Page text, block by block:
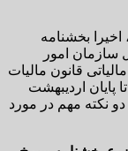
، اخیرا بخشنامه
۷/ ۱/ ۱۴۰۲ رئیس کل سازمان امور
قانون مالیات
پایان اردیبهشت
نکته مهم در مورد